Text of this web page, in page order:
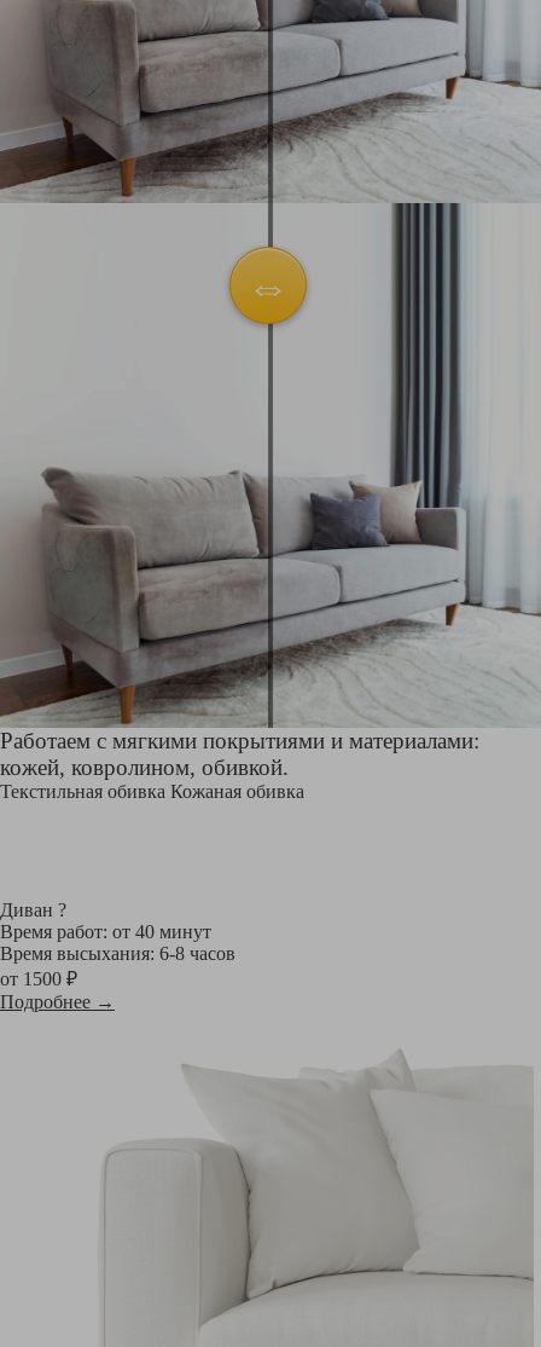
Работаем с мягкими покрытиями и материалами:
кожей, ковролином, обивкой.
Текстильная обивка Кожаная обивка
Диван ?
Время работ: от 40 минут
Время высыхания: 6-8 часов
от 1500 ₽
Подробнее →